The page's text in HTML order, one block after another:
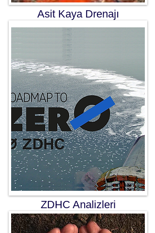
Asit Kaya Drenajı
ZDHC Analizleri